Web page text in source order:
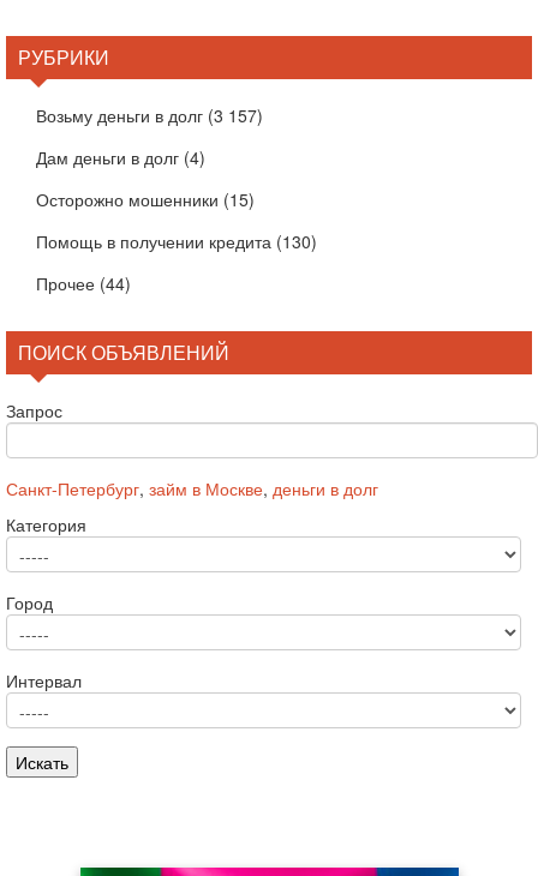
РУБРИКИ
Возьму деньги в долг (3 157)
Дам деньги в долг (4)
Осторожно мошенники (15)
Помощь в получении кредита (130)
Прочее (44)
ПОИСК ОБЪЯВЛЕНИЙ
Запрос
Санкт-Петербург, займ в Москве, деньги в долг
Категория
Город
Интервал